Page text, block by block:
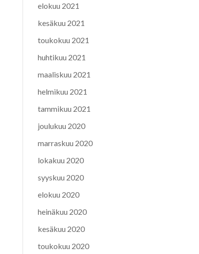
elokuu 2021
kesäkuu 2021
toukokuu 2021
huhtikuu 2021
maaliskuu 2021
helmikuu 2021
tammikuu 2021
joulukuu 2020
marraskuu 2020
lokakuu 2020
syyskuu 2020
elokuu 2020
heinäkuu 2020
kesäkuu 2020
toukokuu 2020